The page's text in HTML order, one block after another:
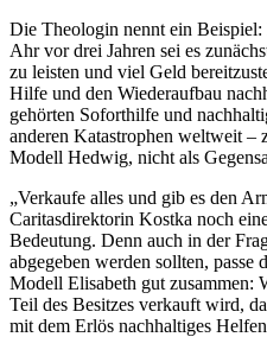
Die Theologin nennt ein
Ahr vor drei Jahren sei es
zu leisten und viel Geld
Hilfe und den Wiederaufbau
gehörten Soforthilfe und
anderen Katastrophen weltweit –
Modell Hedwig, nicht als
„Verkaufe alles und gib es den
Caritasdirektorin Kostka noch
Bedeutung. Denn auch in der
abgegeben werden sollten,
Modell Elisabeth gut zusammen:
Teil des Besitzes verkauft wird,
mit dem Erlös nachhaltiges